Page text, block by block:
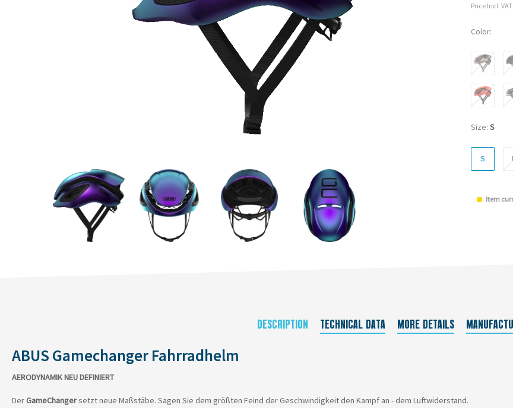
Price Incl.
Color:
Size: S
S
Item
DESCRIPTION TECHNICAL DATA MORE DETAILS
ABUS Gamechanger Fahrradhelm
AERODYNAMIK NEU DEFINIERT
Der GameChangersetzt neue Maßstäbe. Sagen Sie dem größten Feind der Geschwindigkeit den Kampf an - dem Luftwiderstand.